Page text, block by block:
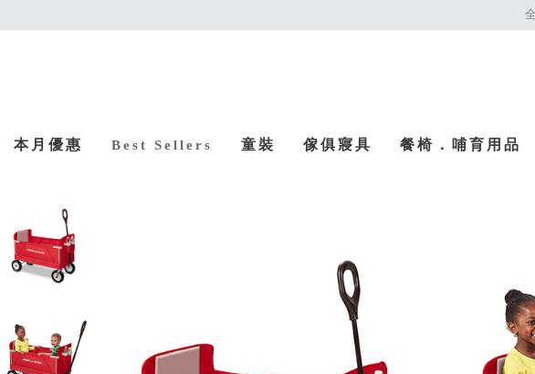
本月優惠 Best Sellers 童裝 傢俱寢具 餐椅．哺育用品